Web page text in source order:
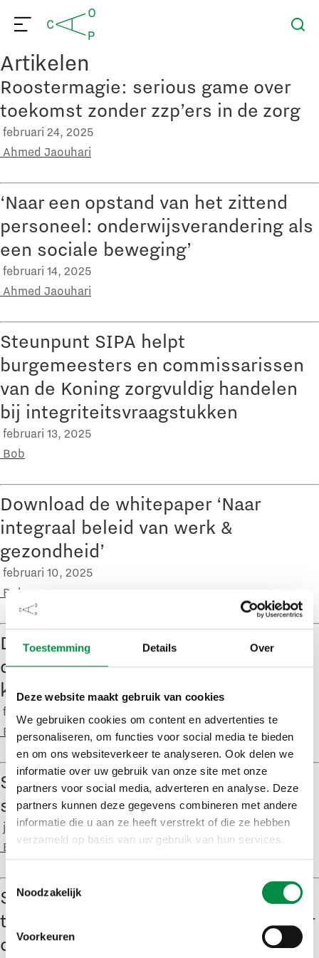
Toestemming Details Over
Deze website maakt gebruik van cookies
We gebruiken cookies om content en advertenties te
personaliseren, om functies voor social media te bieden
en om ons websiteverkeer te analyseren. Ook delen we
informatie over uw gebruik van onze site met onze
partners voor social media, adverteren en analyse. Deze
partners kunnen deze gegevens combineren met andere
informatie die u aan ze heeft verstrekt of die ze hebben
verzameld op basis van uw gebruik van hun services.
Toestemmingsselectie
Noodzakelijk
Voorkeuren
Artikelen
Roostermagie: serious game over
toekomst zonder zzp’ers in de zorg
februari 24, 2025
Ahmed Jaouhari
‘Naar een opstand van het zittend
personeel: onderwijsverandering als
een sociale beweging’
februari 14, 2025
Ahmed Jaouhari
Steunpunt SIPA helpt
burgemeesters en commissarissen
van de Koning zorgvuldig handelen
bij integriteitsvraagstukken
februari 13, 2025
Bob
Download de whitepaper ‘Naar
integraal beleid van werk &
gezondheid’
februari 10, 2025
Bob
De toekomst van werken en leren:
de publieke sector staat op een
kruispunt
februari 6, 2025
Bob
Samen voor een sterke publieke
sector
januari 30, 2025
Bob
SoFoKleS brengt e-magazine uit om
te inspireren tot meer aandacht voor
duurzame inzetbaarheid